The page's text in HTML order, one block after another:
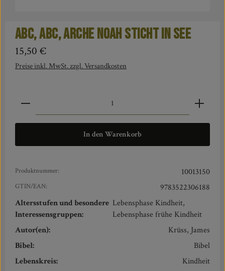
ABC, ABC, Arche Noah sticht in See
Regulärer Preis:
15,50 €
Preise inkl. MwSt. zzgl. Versandkosten
Produkt Anzahl: Gib den gewünschten Wert ein oder
In den Warenkorb
Produktnummer: 10013150
GTIN/EAN:
9783522306188
Altersstufen und besondere
Interessensgruppen:
Lebensphase Kindheit,
Lebensphase frühe Kindheit
Autor(en):
Krüss, James
Bibel:
Bibel
Lebenskreis:
Kindheit